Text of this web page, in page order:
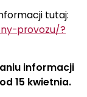
tutaj:
provozu/?
informacji
15 kwietnia.